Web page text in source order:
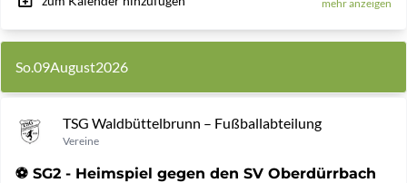
mehr anzeigen
So.09August2026
TSG Waldbüttelbrunn – Fußballabteilung
Vereine
⚽️ SG2 - Heimspiel gegen den SV Oberdürrbach